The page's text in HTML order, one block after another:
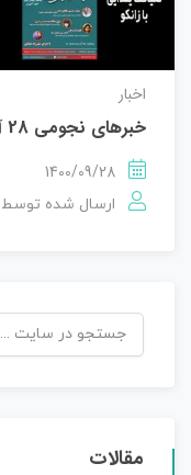
اخبار
خبرهای نجومی 28 آذر1400
1400/09/28
ارسال شده توسط
مقالات